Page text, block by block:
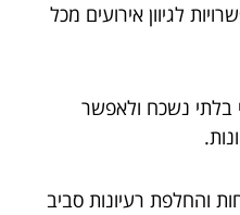
לגיוון אירועים מכל
בלתי נשכח ולאפשר
והחלפת רעיונות סביב